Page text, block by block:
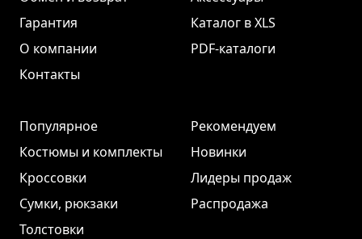
Гарантия
О компании
Контакты
Каталог в XLS
PDF-каталоги
Популярное
Костюмы и комплекты
Кроссовки
Сумки, рюкзаки
Толстовки
Рекомендуем
Новинки
Лидеры продаж
Распродажа